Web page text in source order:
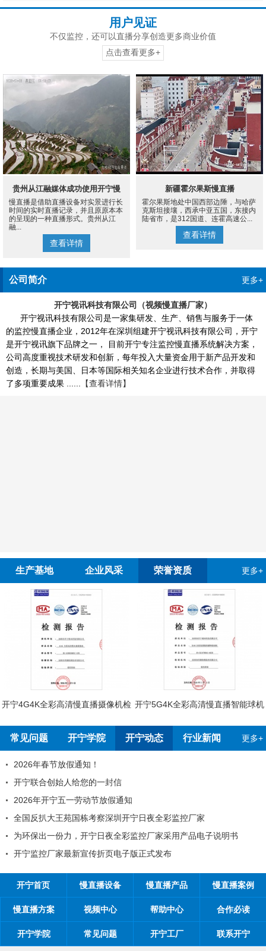
用户见证
不仅监控，还可以直播分享创造更多商业价值
点击查看更多+
贵州从江融媒体成功使用开宁慢
直播设备案例
慢直播是借助直播设备对实景进行长
时间的实时直播记录，并且原原本本
的呈现的一种直播形式。贵州从江
融...
查看详情
新疆霍尔果斯慢直播
霍尔果斯地处中国西部边陲，与哈萨
克斯坦接壤，西承中亚五国，东接内
陆省市，是312国道、连霍高速公...
查看详情
公司简介 更多+
开宁视讯科技有限公司（视频慢直播厂家）
开宁视讯科技有限公司是一家集研发、生产、销售与服务于一体
的监控慢直播企业，2012年在深圳组建开宁视讯科技有限公司，开宁
是开宁视讯旗下品牌之一， 目前开宁专注监控慢直播系统解决方案，
公司高度重视技术研发和创新，每年投入大量资金用于新产品开发和
创造，长期与美国、日本等国际相关知名企业进行技术合作，并取得
了多项重要成果 ......
【查看详情】
生产基地 企业风采 荣誉资质 更多+
开宁4G4K全彩高清慢直播摄像机检 开宁5G4K全彩高清慢直播智能球机
常见问题 开宁学院 开宁动态 行业新闻 更多+
2026年春节放假通知！
开宁联合创始人给您的一封信
2026年开宁五一劳动节放假通知
全国反扒大王苑国栋考察深圳开宁日夜全彩监控厂家
为环保出一份力，开宁日夜全彩监控厂家采用产品电子说明书
开宁监控厂家最新宣传折页电子版正式发布
开宁首页 慢直播设备 慢直播产品 慢直播案例
慢直播方案 视频中心 帮助中心 合作必读
开宁学院 常见问题 开宁工厂 联系开宁